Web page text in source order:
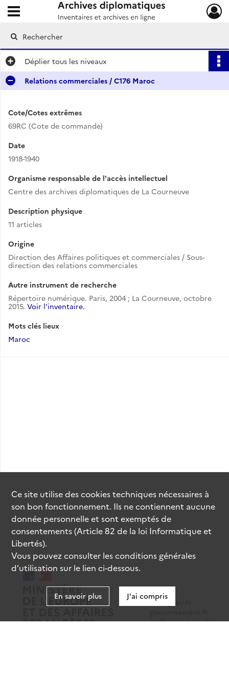
Archives diplomatiques
Ouvrir le menu déroulant
Déplier tous les niveaux
Relations commerciales / C176 Maroc
Cote/Cotes extrêmes
69RC (Cote de commande)
Date
1918-1940
Organisme responsable de l'accès intellectuel
Centre des archives diplomatiques de La Courneuve
Description physique
11 articles
Origine
Direction des Affaires politiques et commerciales / Sous-
direction des relations commerciales
Autre instrument de recherche
Répertoire numérique. Paris, 2004 ; La Courneuve, octobre
2015. Voir l'inventaire.
Mots clés lieux
Maroc
data.gouv.fr
legifrance.gouv.fr
Ce site utilise descookiestechniques nécessaires à
son bon fonctionnement. Ils ne contiennent aucune
donnée personnelle et sont exemptés de
consentements (Article 82 de la loi Informatique et
Libertés).
Vous pouvez consulter les conditions générales
d’utilisation sur le lien ci-dessous.
En savoir plus J'ai compris